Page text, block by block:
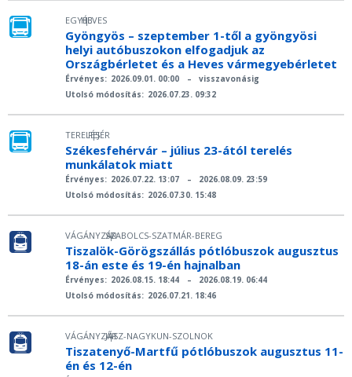
EGYÉB
|
HEVES
Gyöngyös – szeptember 1-től a gyöngyösi
helyi autóbuszokon elfogadjuk az
Országbérletet és a Heves vármegyebérletet
Érvényes: 2026.09.01. 00:00 –
visszavonásig
Utolsó módosítás: 2026.07.23. 09:32
TERELÉS
|
FEJÉR
Székesfehérvár – július 23-ától terelés
munkálatok miatt
Érvényes: 2026.07.22. 13:07 –
2026.08.09. 23:59
Utolsó módosítás: 2026.07.30. 15:48
VÁGÁNYZÁR
|
SZABOLCS-SZATMÁR-BEREG
Tiszalök-Görögszállás pótlóbuszok augusztus
18-án este és 19-én hajnalban
Érvényes: 2026.08.15. 18:44 –
2026.08.19. 06:44
Utolsó módosítás: 2026.07.21. 18:46
VÁGÁNYZÁR
|
JÁSZ-NAGYKUN-SZOLNOK
Tiszatenyő-Martfű pótlóbuszok augusztus 11-
én és 12-én